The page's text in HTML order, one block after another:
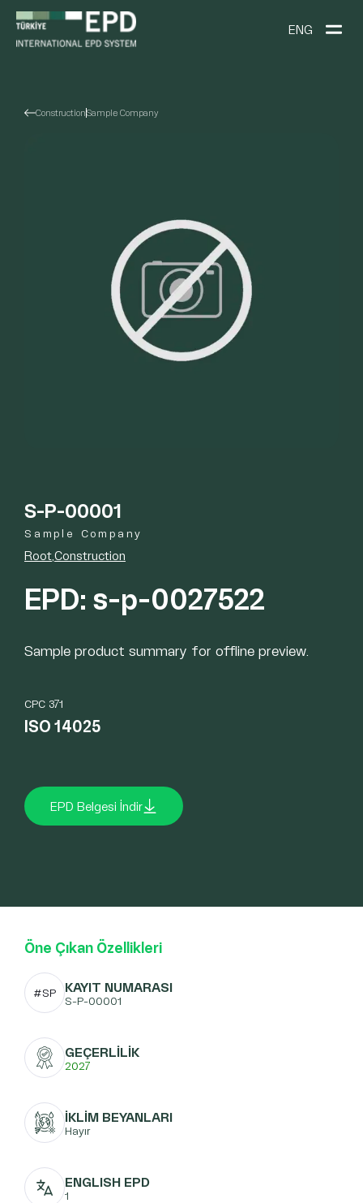
ENG
ConstructionSample Company
S-P-00001
Sample Company
RootConstruction
EPD: s-p-0027522
Sample product summary for offline preview.
CPC 371
ISO 14025
EPD Belgesi İndir
Öne Çıkan Özellikleri
#SP KAYIT NUMARASI
S-P-00001
GEÇERLİLİK
2027
İKLİM BEYANLARI
Hayır
ENGLISH EPD
1